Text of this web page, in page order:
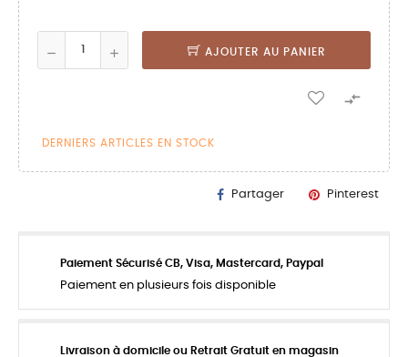
AJOUTER AU PANIER

DERNIERS ARTICLES EN STOCK
Partager Pinterest
Paiement Sécurisé CB, Visa, Mastercard, Paypal
Paiement en plusieurs fois disponible
Livraison à domicile ou Retrait Gratuit en magasin